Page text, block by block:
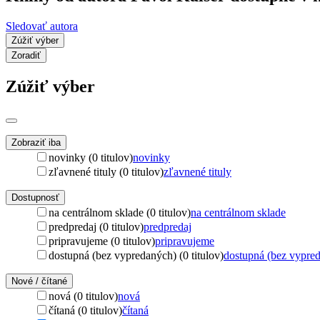
Sledovať autora
Zúžiť výber
Zoradiť
Zúžiť výber
Zobraziť iba
novinky (0 titulov)novinky
zľavnené tituly (0 titulov)zľavnené tituly
Dostupnosť
na centrálnom sklade (0 titulov)na centrálnom sklade
predpredaj (0 titulov)predpredaj
pripravujeme (0 titulov)pripravujeme
dostupná (bez vypredaných) (0 titulov)dostupná (bez
Nové / čítané
nová (0 titulov)nová
čítaná (0 titulov)čítaná